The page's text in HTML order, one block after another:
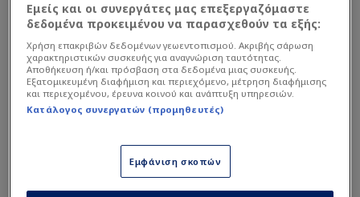
76'
Ιμπαχίμοβιτς, Αρίχον
Ζόε Κοντέ, Κρίστιαν
76' Επαναφορά Κολωνία
75' Ελεύθερο Χάιντενχαϊμ
Σουτ εκτός εστίας
Κολωνία
Γουαλντστσμίντ, Τζιανλούκα
Εμείς και οι συνεργάτες μας επεξεργαζόμαστε
δεδομένα προκειμένου να παρασχεθούν τα εξής:
Χρήση επακριβών δεδομένων γεωεντοπισμού. Ακριβής σάρωση
χαρακτηριστικών συσκευής για αναγνώριση ταυτότητας.
Αποθήκευση ή/και πρόσβαση στα δεδομένα μιας συσκευής.
Εξατομικευμένη διαφήμιση και περιεχόμενο, μέτρηση διαφήμισης
και περιεχομένου, έρευνα κοινού και ανάπτυξη υπηρεσιών.
Κατάλογος συνεργατών (προμηθευτές)
Εμφάνιση σκοπών